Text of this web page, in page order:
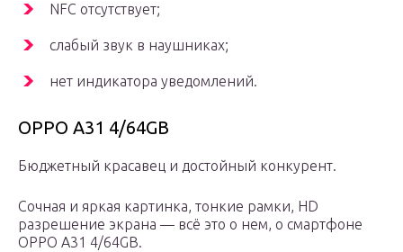
NFC отсутствует;
слабый звук в наушниках;
нет индикатора уведомлений.
OPPO A31 4/64GB
Бюджетный красавец и достойный конкурент.
Сочная и яркая картинка, тонкие рамки, HD
разрешение экрана — всё это о нем, о смартфоне
OPPO A31 4/64GB.